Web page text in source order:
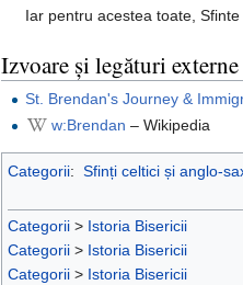
Iar pentru acestea toate,
Izvoare și legături externe
St. Brendan's Journey &
w:Brendan – Wikipedia
Categorii: Sfinți celtici și anglo-
Categorii > Istoria Bisericii
Categorii > Istoria Bisericii
Categorii > Istoria Bisericii